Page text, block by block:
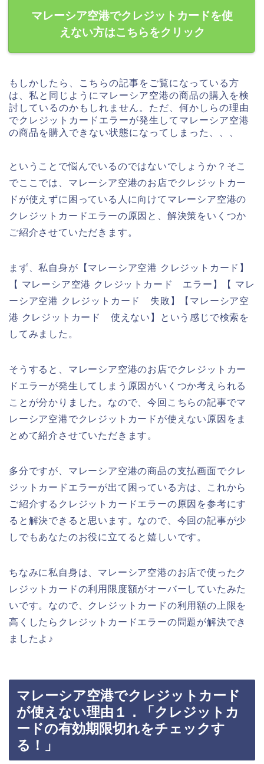
マレーシア空港でクレジットカードを使
えない方はこちらをクリック
もしかしたら、こちらの記事をご覧になっている方
は、私と同じようにマレーシア空港の商品の購入を検
討しているのかもしれません。ただ、何かしらの理由
でクレジットカードエラーが発生してマレーシア空港
の商品を購入できない状態になってしまった、、、
ということで悩んでいるのではないでしょうか？そこ
でここでは、マレーシア空港のお店でクレジットカー
ドが使えずに困っている人に向けてマレーシア空港の
クレジットカードエラーの原因と、解決策をいくつか
ご紹介させていただきます。
まず、私自身が【マレーシア空港 クレジットカード】
【 マレーシア空港 クレジットカード エラー】【 マレ
ーシア空港 クレジットカード 失敗】【マレーシア空
港 クレジットカード 使えない】という感じで検索を
してみました。
そうすると、マレーシア空港のお店でクレジットカー
ドエラーが発生してしまう原因がいくつか考えられる
ことが分かりました。なので、今回こちらの記事でマ
レーシア空港でクレジットカードが使えない原因をま
とめて紹介させていただきます。
多分ですが、マレーシア空港の商品の支払画面でクレ
ジットカードエラーが出て困っている方は、これから
ご紹介するクレジットカードエラーの原因を参考にす
ると解決できると思います。なので、今回の記事が少
しでもあなたのお役に立てると嬉しいです。
ちなみに私自身は、マレーシア空港のお店で使ったク
レジットカードの利用限度額がオーバーしていたみた
いです。なので、クレジットカードの利用額の上限を
高くしたらクレジットカードエラーの問題が解決でき
ましたよ♪
マレーシア空港でクレジットカード
が使えない理由１．「クレジットカ
ードの有効期限切れをチェックす
る！」